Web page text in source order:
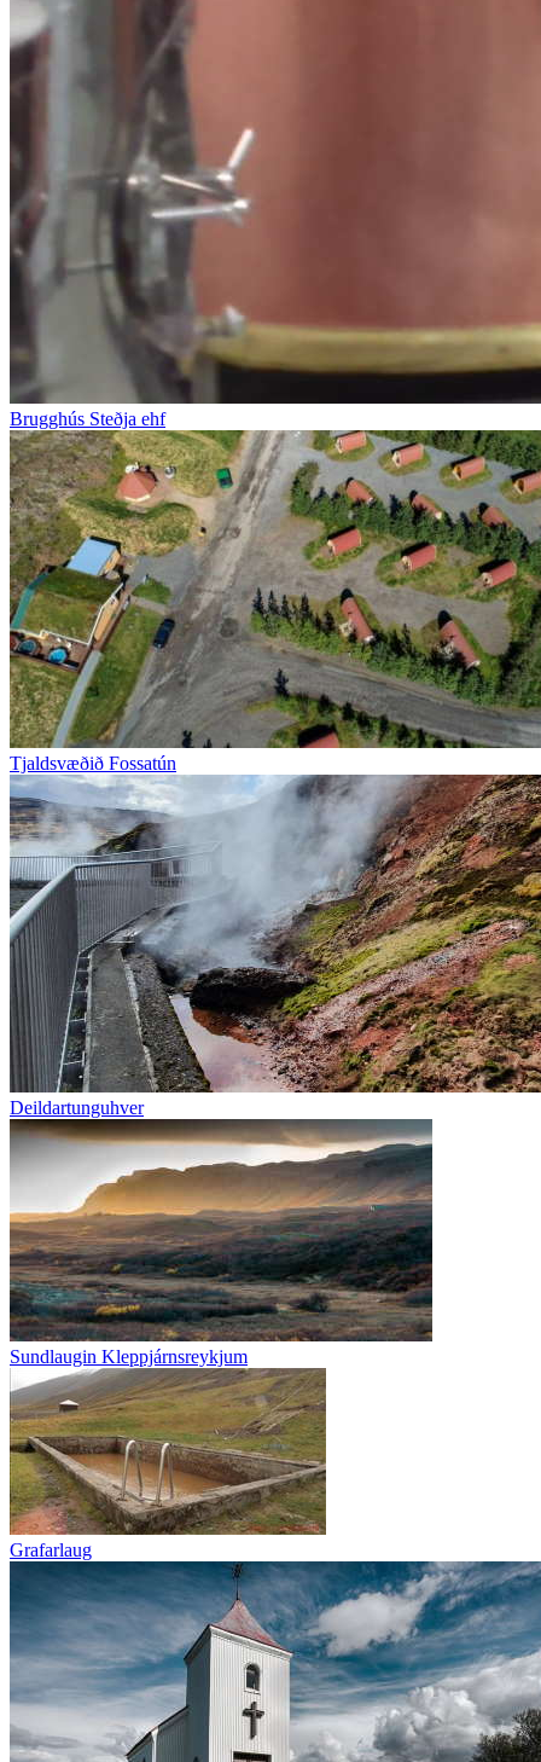
Brugghús Steðja ehf
Tjaldsvæðið Fossatún
Deildartunguhver
Sundlaugin Kleppjárnsreykjum
Grafarlaug